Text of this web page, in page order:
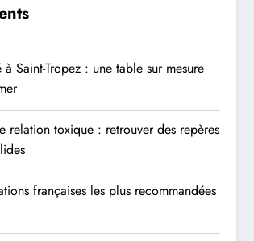
Saint-Tropez : une table sur mesure
relation toxique : retrouver des repères
françaises les plus recommandées